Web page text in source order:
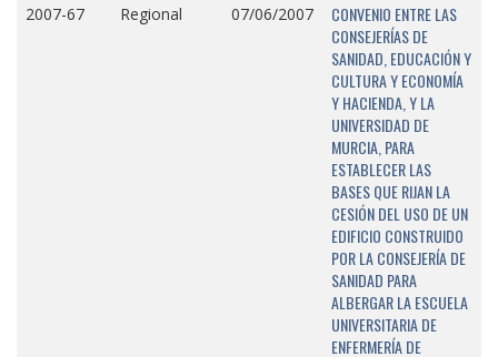
2007-67 Regional 07/06/2007
CONVENIO ENTRE LAS
CONSEJERÍAS DE
SANIDAD, EDUCACIÓN Y
CULTURA Y ECONOMÍA
Y HACIENDA, Y LA
UNIVERSIDAD DE
MURCIA, PARA
ESTABLECER LAS
BASES QUE RIJAN LA
CESIÓN DEL USO DE UN
EDIFICIO CONSTRUIDO
POR LA CONSEJERÍA DE
SANIDAD PARA
ALBERGAR LA ESCUELA
UNIVERSITARIA DE
ENFERMERÍA DE